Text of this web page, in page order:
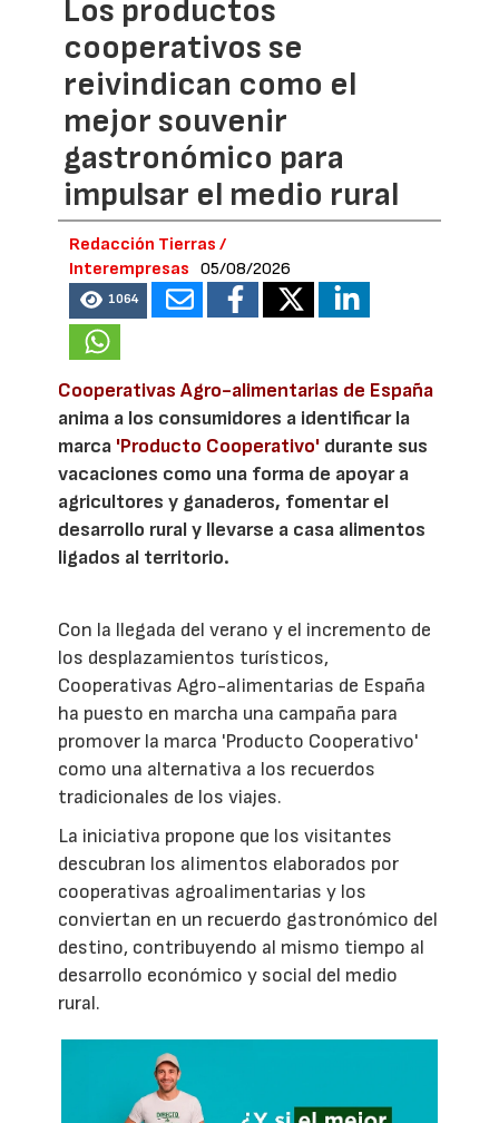
Los productos
cooperativos se
reivindican como el
mejor souvenir
gastronómico para
impulsar el medio rural
Redacción Tierras /
Interempresas
05/08/2026
1064
Cooperativas Agro-alimentarias de España
anima a los consumidores a identificar la
marca 'Producto Cooperativo' durante sus
vacaciones como una forma de apoyar a
agricultores y ganaderos, fomentar el
desarrollo rural y llevarse a casa alimentos
ligados al territorio.
Con la llegada del verano y el incremento de
los desplazamientos turísticos,
Cooperativas Agro-alimentarias de España
ha puesto en marcha una campaña para
promover la marca 'Producto Cooperativo'
como una alternativa a los recuerdos
tradicionales de los viajes.
La iniciativa propone que los visitantes
descubran los alimentos elaborados por
cooperativas agroalimentarias y los
conviertan en un recuerdo gastronómico del
destino, contribuyendo al mismo tiempo al
desarrollo económico y social del medio
rural.